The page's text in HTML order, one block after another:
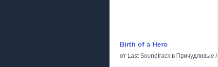
Birth of a Hero
от Last Soundtrack в Причудливые /